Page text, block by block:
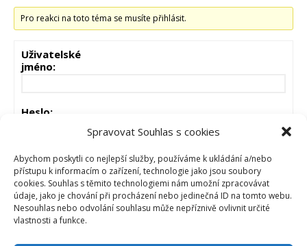
Spravovat Souhlas s cookies
Abychom poskytli co nejlepší služby, používáme k ukládání a/nebo
přístupu k informacím o zařízení, technologie jako jsou soubory
cookies. Souhlas s těmito technologiemi nám umožní zpracovávat
údaje, jako je chování při procházení nebo jedinečná ID na tomto webu.
Nesouhlas nebo odvolání souhlasu může nepříznivě ovlivnit určité
vlastnosti a funkce.
Pro reakci na toto téma se musíte přihlásit.
Uživatelské
jméno:
Heslo:
Zůstat přihlášen
PŘIHLÁSIT